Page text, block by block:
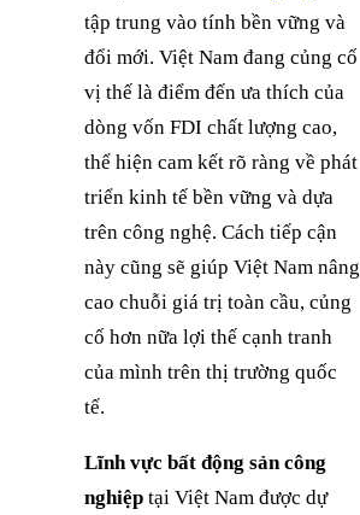
tập trung vào tính bền vững và
đổi mới. Việt Nam đang củng cố
vị thế là điểm đến ưa thích của
dòng vốn FDI chất lượng cao,
thể hiện cam kết rõ ràng về phát
triển kinh tế bền vững và dựa
trên công nghệ. Cách tiếp cận
này cũng sẽ giúp Việt Nam nâng
cao chuỗi giá trị toàn cầu, củng
cố hơn nữa lợi thế cạnh tranh
của mình trên thị trường quốc
tế.
Lĩnh vực bất động sản công
nghiệp tại Việt Nam được dự